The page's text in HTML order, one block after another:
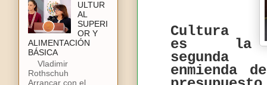
Cultura
es la
segunda
enmienda
ULTUR
AL
SUPERI
OR Y
ALIMENTACIÓN
BÁSICA
Vladimir
Rothschuh
Arrancar con el